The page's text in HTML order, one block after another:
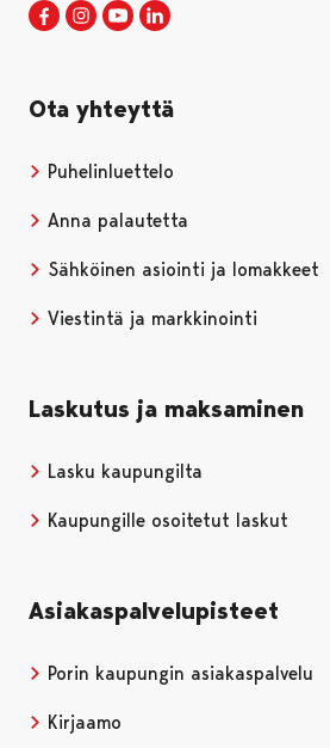
Porin kaupunki Facebookissa
Avautuu uudessa välilehdessä
Porin kaupunki
Avautuu uudessa
Porin kaupunki
Avautuu uudessa
Ota yhteyttä
Puhelinluettelo
Anna palautetta
Sähköinen asiointi ja lomakkeet
Viestintä ja markkinointi
Laskutus ja maksaminen
Lasku kaupungilta
Kaupungille osoitetut laskut
Asiakaspalvelupisteet
Porin kaupungin asiakaspalvelu
Kirjaamo